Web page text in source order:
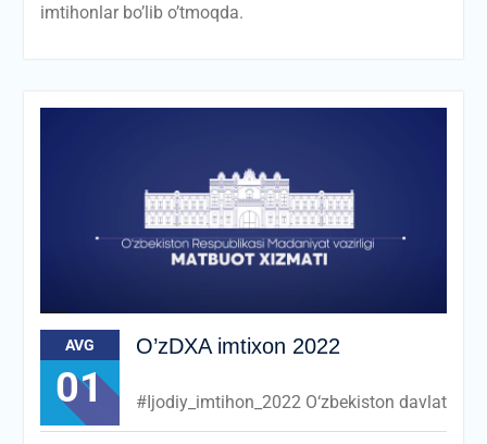
imtihonlar bo’lib o’tmoqda.
AVG
01
O’zDXA imtixon 2022
#Ijodiy_imtihon_2022 O‘zbekiston davlat